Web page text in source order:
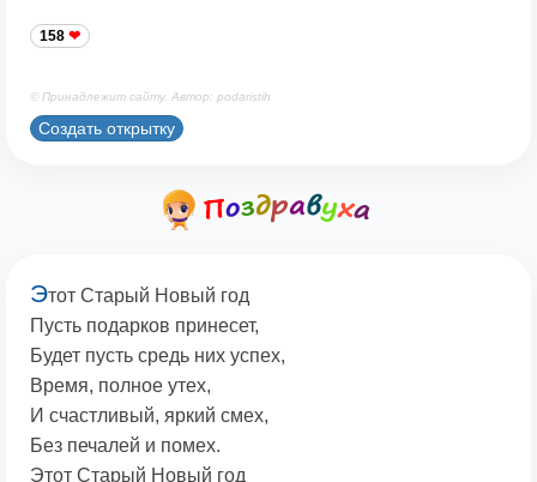
158
© Принадлежит сайту. Автор: podaristih
Создать открытку
Этот Старый Новый год
Пусть подарков принесет,
Будет пусть средь них успех,
Время, полное утех,
И счастливый, яркий смех,
Без печалей и помех.
Этот Старый Новый год